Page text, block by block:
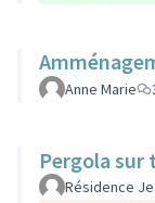
Anne Marie
Pergola sur
Résidence